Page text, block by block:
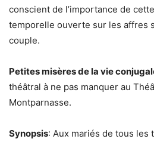
conscient de l’importance de
temporelle ouverte sur les affres
couple.
Petites misères de la vie
théâtral à ne pas manquer au
Montparnasse.
Synopsis: Aux mariés de tous les